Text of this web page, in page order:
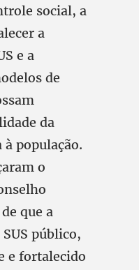
social, a
a
e a
de
da
à população.
o
que a
público,
e fortalecido